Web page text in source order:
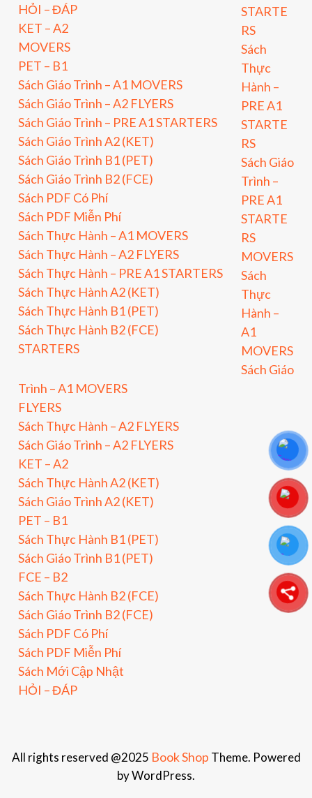
HỎI – ĐÁP
KET – A2
MOVERS
PET – B1
Sách Giáo Trình – A1 MOVERS
Sách Giáo Trình – A2 FLYERS
Sách Giáo Trình – PRE A1 STARTERS
Sách Giáo Trình A2 (KET)
Sách Giáo Trình B1 (PET)
Sách Giáo Trình B2 (FCE)
Sách PDF Có Phí
Sách PDF Miễn Phí
Sách Thực Hành – A1 MOVERS
Sách Thực Hành – A2 FLYERS
Sách Thực Hành – PRE A1 STARTERS
Sách Thực Hành A2 (KET)
Sách Thực Hành B1 (PET)
Sách Thực Hành B2 (FCE)
STARTERS
STARTE
RS
Sách
Thực
Hành –
PRE A1
STARTE
RS
Sách Giáo
Trình –
PRE A1
STARTE
RS
MOVERS
Sách
Thực
Hành –
A1
MOVERS
Sách Giáo
Trình – A1 MOVERS
FLYERS
Sách Thực Hành – A2 FLYERS
Sách Giáo Trình – A2 FLYERS
KET – A2
Sách Thực Hành A2 (KET)
Sách Giáo Trình A2 (KET)
PET – B1
Sách Thực Hành B1 (PET)
Sách Giáo Trình B1 (PET)
FCE – B2
Sách Thực Hành B2 (FCE)
Sách Giáo Trình B2 (FCE)
Sách PDF Có Phí
Sách PDF Miễn Phí
Sách Mới Cập Nhật
HỎI – ĐÁP
All rights reserved @2025 Book Shop Theme. Powered
by WordPress.